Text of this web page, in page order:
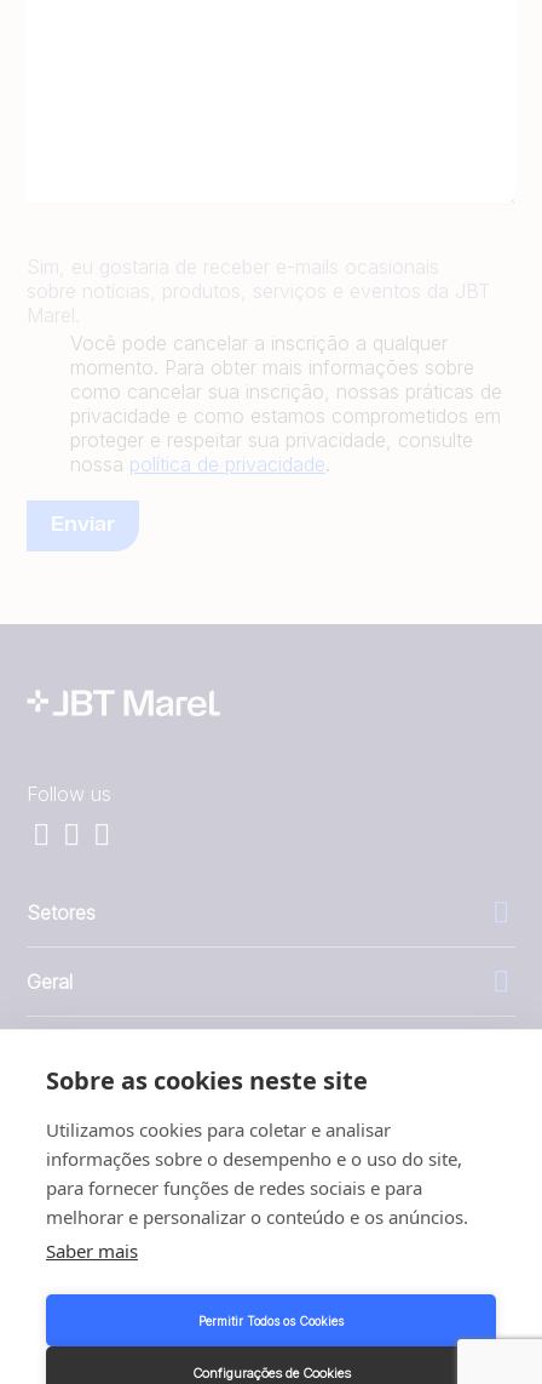
Sobre as cookies neste site
Utilizamos cookies para coletar e analisar
informações sobre o desempenho e o uso do site,
para fornecer funções de redes sociais e para
melhorar e personalizar o conteúdo e os anúncios.
Saber mais
Permitir Todos os Cookies
Configurações de Cookies
Sim, eu gostaria de receber e-mails ocasionais
sobre notícias, produtos, serviços e eventos da JBT
Marel.
Você pode cancelar a inscrição a qualquer
momento. Para obter mais informações sobre
como cancelar sua inscrição, nossas práticas de
privacidade e como estamos comprometidos em
proteger e respeitar sua privacidade, consulte
nossa política de privacidade.
Follow us
Setores
Geral
Investidores
1999 - 2026 © JBT Marel
Política de Privacidade e Cookies
Customer Personal Data Protection Terms